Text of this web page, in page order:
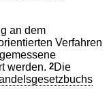
an dem
Verfahren
werden.2Die